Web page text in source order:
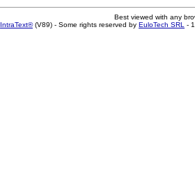
Best viewed with any
IntraText®(V89) - Some rights reserved by EuloTech SRL -